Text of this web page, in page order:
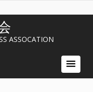
ASSOCATION